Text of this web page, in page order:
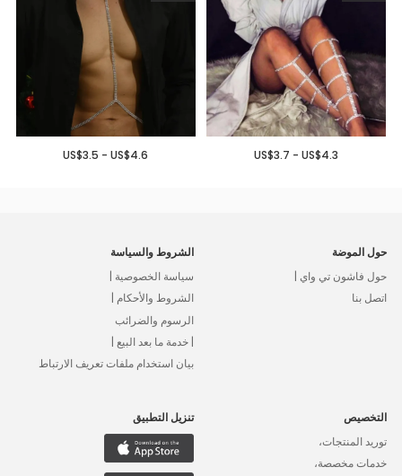
US$3.7 - US$4.3
US$3.5 - US$4.6
حول الموضة
حول فاشون تي واي |
اتصل بنا
الشروط والسياسة
سياسة الخصوصية |
الشروط والأحكام |
الرسوم والضرائب
| خدمة ما بعد البيع |
بيان استخدام ملفات تعريف الارتباط
التخصيص
توريد المنتجات،
خدمات مخصصة،
تنزيل التطبيق